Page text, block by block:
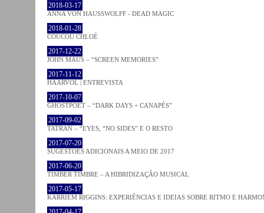
2018-03-17
ANNA VON HAUSSWOLFF - DEAD MAGIC
2018-01-28
COUCOU CHLOÉ
2017-12-22
JOHN MAUS – “SCREEN MEMORIES”
2017-11-12
HAARVÖL | ENTREVISTA
2017-10-07
GHOSTPOET – “DARK DAYS + CANAPÉS”
2017-09-02
TATRAN – “EYES, “NO SIDES” E O RESTO
2017-07-20
SUGESTÕES ADICIONAIS A MEIO DE 2017
2017-06-20
TIMBER TIMBRE – A HIBRIDIZAÇÃO MUSICAL
2017-05-17
KARRIEM RIGGINS: EXPERIÊNCIAS E IDEIAS SOBRE RITMO E